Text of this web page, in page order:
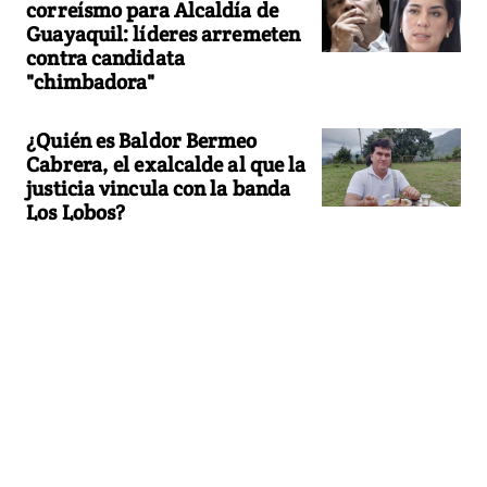
correísmo para Alcaldía de
Guayaquil: líderes arremeten
contra candidata
"chimbadora"
¿Quién es Baldor Bermeo
Cabrera, el exalcalde al que la
justicia vincula con la banda
Los Lobos?